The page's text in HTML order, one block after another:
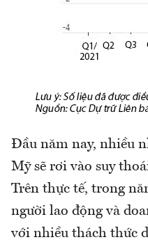
Đầu năm nay, nhiều
Mỹ sẽ rơi vào suy
Trên thực tế, trong
người lao động và
với nhiều thách thức